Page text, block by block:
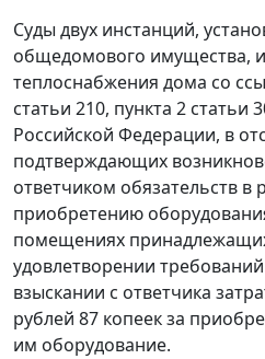
Суды двух инстанций,
общедомового имущества,
теплоснабжения дома со
статьи 210, пункта 2 статьи
Российской Федерации, в
подтверждающих
ответчиком обязательств в
приобретению
помещениях
удовлетворении
взыскании с ответчика
рублей 87 копеек за
им оборудование.